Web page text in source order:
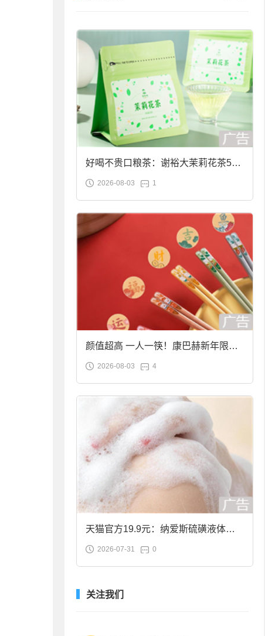
好喝不贵口粮茶：谢裕大茉莉花茶50g
袋装9.9元到手
2026-08-03 1
颜值超高 一人一筷！康巴赫新年限定
合金筷子大促：19.9元
2026-08-03 4
天猫官方19.9元：纳爱斯硫磺液体香
皂2斤大促
2026-07-31 0
关注我们